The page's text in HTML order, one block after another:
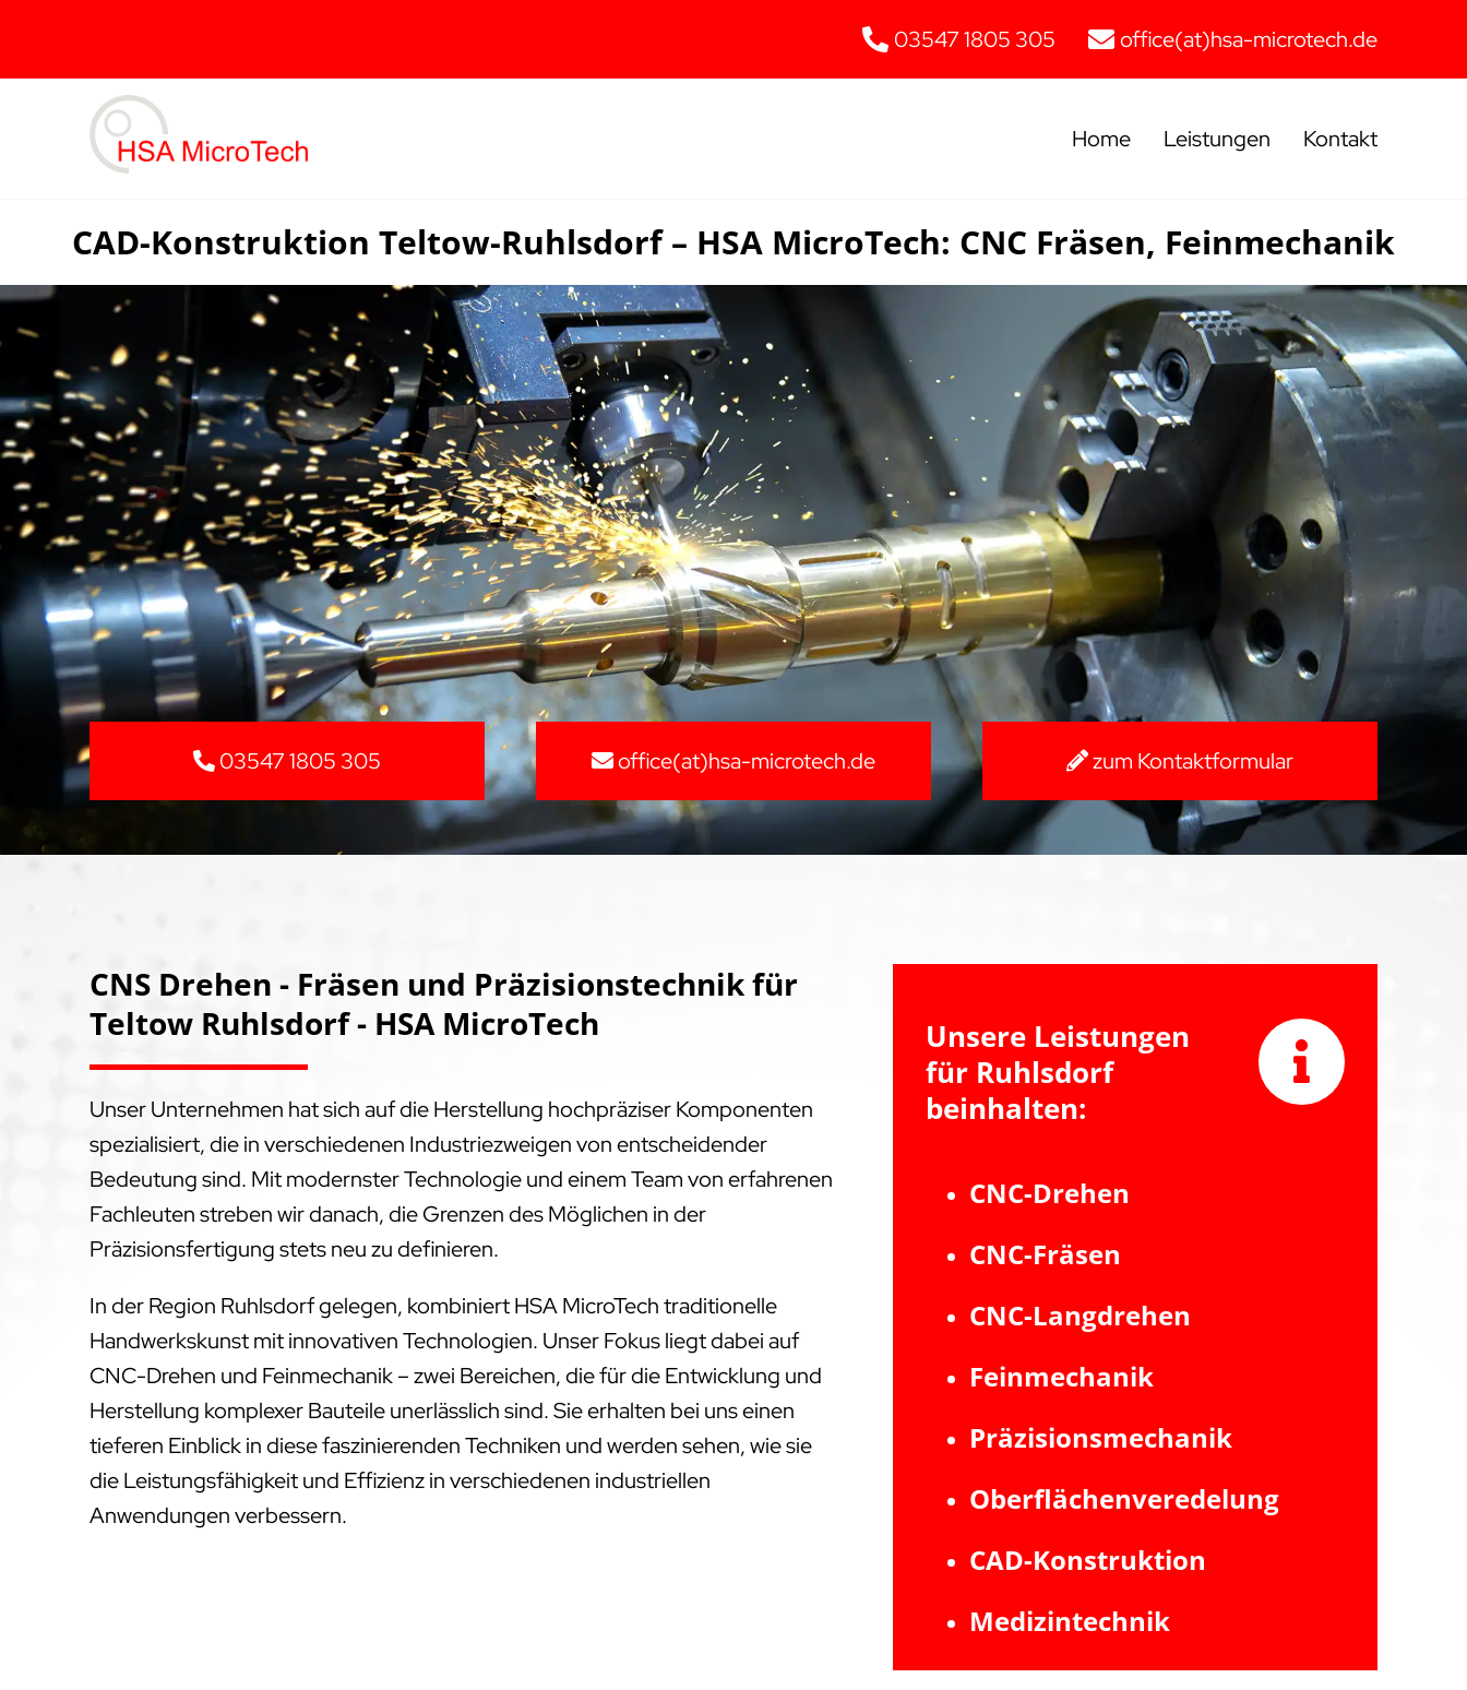
content
03547 1805 305 office(at)hsa-microtech.de
Home Leistungen Kontakt
CAD-Konstruktion Teltow-Ruhlsdorf – HSA MicroTech: CNC Fräsen, Feinmechanik
03547 1805 305 office(at)hsa-microtech.de zum Kontaktformular
CNS Drehen - Fräsen und Präzisionstechnik für
Teltow Ruhlsdorf - HSA MicroTech
Unser Unternehmen hat sich auf die Herstellung hochpräziser Komponenten
spezialisiert, die in verschiedenen Industriezweigen von entscheidender
Bedeutung sind. Mit modernster Technologie und einem Team von erfahrenen
Fachleuten streben wir danach, die Grenzen des Möglichen in der
Präzisionsfertigung stets neu zu definieren.
In der Region Ruhlsdorf gelegen, kombiniert HSA MicroTech traditionelle
Handwerkskunst mit innovativen Technologien. Unser Fokus liegt dabei auf
CNC-Drehen und Feinmechanik – zwei Bereichen, die für die Entwicklung und
Herstellung komplexer Bauteile unerlässlich sind. Sie erhalten bei uns einen
tieferen Einblick in diese faszinierenden Techniken und werden sehen, wie sie
die Leistungsfähigkeit und Effizienz in verschiedenen industriellen
Anwendungen verbessern.
Unsere Leistungen
für Ruhlsdorf
beinhalten:
CNC-Drehen
CNC-Fräsen
CNC-Langdrehen
Feinmechanik
Präzisionsmechanik
Oberflächenveredelung
CAD-Konstruktion
Medizintechnik